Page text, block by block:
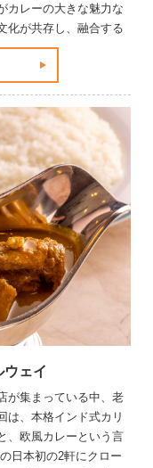
カレーの大きな魅力な
化が共存し、融合する
豊かなカレーがある。
入りの一皿を見つけに
ェイ
が集まっている中、老
は、本格インド式カリ
、欧風カレーという言
日本初の2軒にクロー